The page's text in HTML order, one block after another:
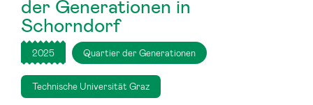
der Generationen in
Schorndorf
2025 Quartier der Generationen
Technische Universität Graz